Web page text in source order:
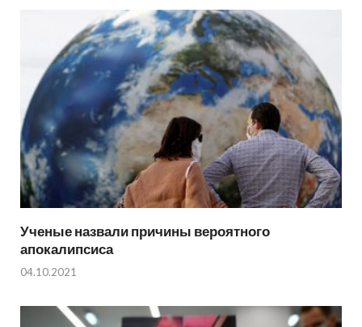
Ученые назвали причины вероятного
апокалипсиса
04.10.2021